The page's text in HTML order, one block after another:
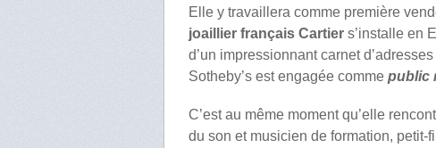
Elle y travaillera comme première
joaillier français Cartier s’installe en
d’un impressionnant carnet
Sotheby’s est engagée commepublic
C’est au même moment qu’elle
du son et musicien de formation,